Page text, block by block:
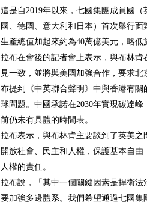
這是自2019年以來，七國集團成員國
國、德國、意大利和日本）首次舉行
生產總值加起來約為40萬億美元，略低
拉布在會後的記者會上表示，與布林
見一致，並將與美國加強合作，要求
布提到《中英聯合聲明》中與香港有
球問題。中國承諾在2030年實現碳達峰
前仍未有具體的時間表。
拉布表示，與布林肯主要談到了英美
開放社會、民主和人權，保護基本自
人權的責任。
拉布說，「其中一個關鍵因素是捍衛
要加強多邊體系。我們希望通過七國